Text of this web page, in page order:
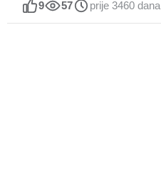
9 57 prije 3460 dana